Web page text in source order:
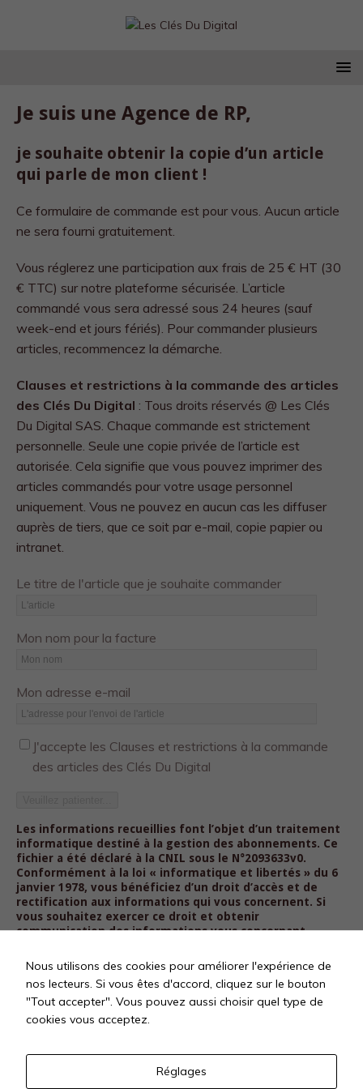
Je suis une Agence de RP,
je souhaite obtenir la copie d’un article
qui parle de mon client !
Ce formulaire de commande est pour vous. Aucun article
ne sera fourni gratuitement.
Vous réglerez une participation aux frais de 25 € HT (30
€ TTC) sur notre plateforme sécurisée. L’article
commandé vous sera adressé sous 24 heures (sauf
week-end et jours fériés). Pour commander plusieurs
articles, recommencez la démarche.
Clauses et restrictions à la commande des articles
des Clés Du Digital : Tous droits réservés @ Les Clés
Du Digital SAS. Chaque commande est strictement
personnelle. Seule une copie privée de l’article est
autorisée. Cela signifie que vous pouvez imprimer des
articles commandés pour votre usage personnel
uniquement. Vous ne pouvez en aucun cas les diffuser
auprès de tiers, que ce soit par e-mail, copie papier ou
intranet.
Le titre de l'article que je souhaite commander
Mon nom pour la facture
Mon adresse e-mail
J'accepte les Clauses et restrictions à la commande
des articles des Clés Du Digital
Les informations recueillies font l’objet d’un traitement
informatique destiné à la gestion des abonnements. Ce
fichier a été déclaré à la CNIL sous le N°2093633v0.
Conformément à la loi « informatique et libertés » du 6
janvier 1978, vous bénéficiez d’un droit d’accès et de
rectification aux informations qui vous concernent. Si
vous souhaitez exercer ce droit et obtenir
communication des informations vous concernant,
des Epinettes 75017 Paris – Tél : +33 9 83 94 57 24 – E-mail
: abonnements@lesclesdudigital.fr
Nous utilisons des cookies pour améliorer l'expérience de
nos lecteurs. Si vous êtes d'accord, cliquez sur le bouton
"Tout accepter". Vous pouvez aussi choisir quel type de
cookies vous acceptez.
Réglages